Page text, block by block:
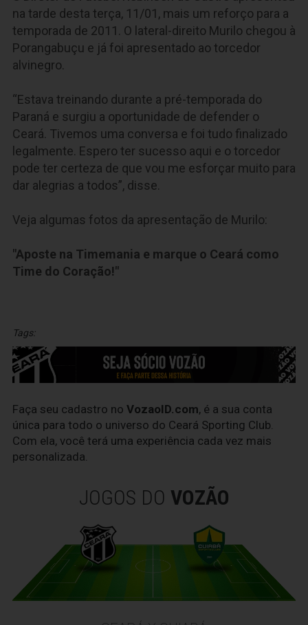
na tarde desta terça, 11/01, mais um reforço para a
temporada de 2011. O lateral-direito Murilo chegou à
Porangabuçu e já foi apresentado ao torcedor
alvinegro.
“Estava treinando durante a pré-temporada do
Paraná e surgiu a oportunidade de defender o
Ceará. Tivemos uma conversa e foi tudo finalizado
legalmente. Espero ter sucesso aqui e o torcedor
pode ter certeza de que vou me esforçar muito para
dar alegrias a todos”, disse.
Veja algumas fotos da apresentação de Murilo:
"Aposte na Timemania e marque o Ceará como
Time do Coração!"
Tags:
Faça seu cadastro no VozaoID.com, é a sua conta
única para todo o universo do Ceará Sporting Club.
Com ela, você terá uma experiência cada vez mais
personalizada.
JOGOS DO VOZÃO